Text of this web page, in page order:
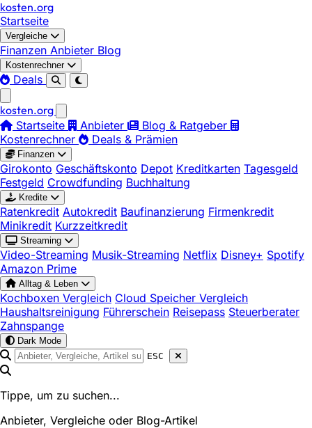
kosten.org
Startseite
Vergleiche
Finanzen Anbieter Blog
Kostenrechner
Deals
kosten.org
Startseite
Anbieter
Blog & Ratgeber
Kostenrechner
Deals & Prämien
Finanzen
Girokonto Geschäftskonto Depot Kreditkarten Tagesgeld
Festgeld Crowdfunding Buchhaltung
Kredite
Ratenkredit Autokredit Baufinanzierung Firmenkredit
Minikredit Kurzzeitkredit
Streaming
Video-Streaming Musik-Streaming Netflix Disney+ Spotify
Amazon Prime
Alltag & Leben
Kochboxen Vergleich Cloud Speicher Vergleich
Haushaltsreinigung Führerschein Reisepass Steuerberater
Zahnspange
Dark Mode
ESC
Tippe, um zu suchen...
Anbieter, Vergleiche oder Blog-Artikel